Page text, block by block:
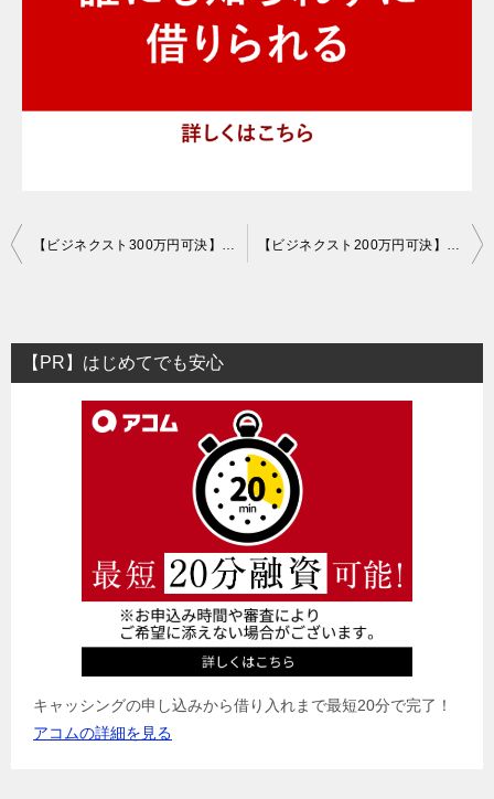
投
ビ
ゲ
【ビジネクスト300万円可決】運転資金で事業者ローンを利用 【ビジネクスト200万円可決】従業員への給料支払いに間に合った
【PR】はじめてでも安心
キャッシングの申し込みから借り入れまで最短20分で完了！
アコムの詳細を見る